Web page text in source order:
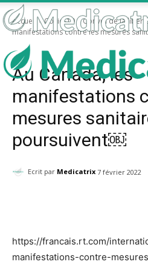
Accueil Covid-19 Convoi de la
manifestations contre les mesures
Covid-19 Convoi de la liberté (Canada)
Au Canada, les
manifestations
mesures
poursuivent￼
Ecrit par Medicatrix 7 février 2022
https://francais.rt.com/
manifestations-contre-